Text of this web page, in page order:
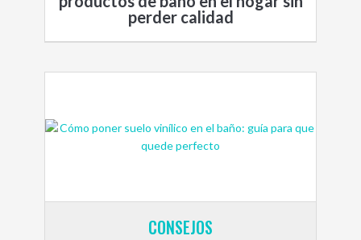
perder calidad
CONSEJOS